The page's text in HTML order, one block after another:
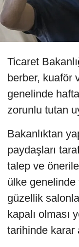
Ticaret
berber, kuaför
genelinde
zorunlu tutan
Bakanlıktan
paydaşları
talep ve
ülke
güzellik
kapalı olması
tarihinde karar